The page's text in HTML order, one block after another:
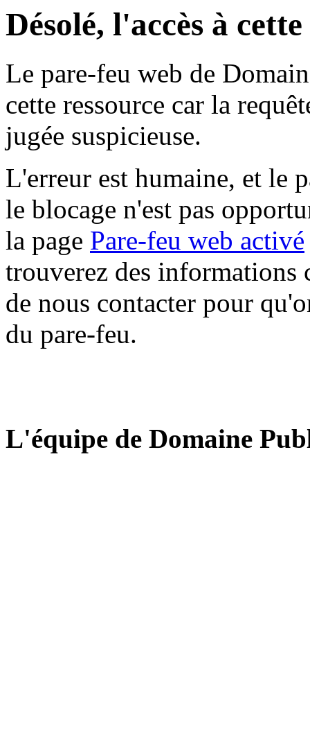
Désolé, l'accès à
Le pare-feu web de
cette ressource car la
jugée suspicieuse.
L'erreur est humaine, et le
le blocage n'est pas
la page Pare-feu web activé
trouverez des informations
de nous contacter pour
du pare-feu.
L'équipe de Domaine